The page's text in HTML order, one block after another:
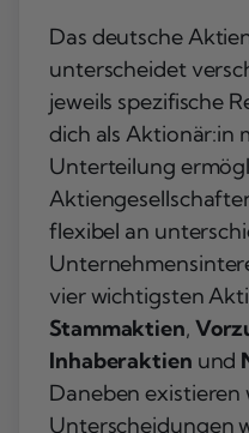
Das deutsche
unterscheidet
jeweils spezifische
dich als Aktionär:in
Unterteilung
flexibel an
vier wichtigsten
Stammaktien,
Inhaberaktien und
Daneben existieren
Unterscheidungen